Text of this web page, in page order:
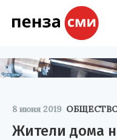
8 июня 2019
Жители дома